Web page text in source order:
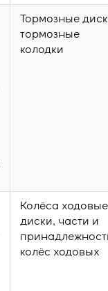
Тормозные
тормозные
колодки
Колёса
диски, части и
колёс ходовых